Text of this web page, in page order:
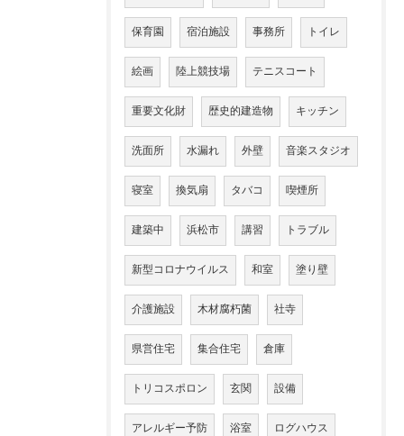
保育園 宿泊施設 事務所 トイレ
絵画 陸上競技場 テニスコート
重要文化財 歴史的建造物 キッチン
洗面所 水漏れ 外壁 音楽スタジオ
寝室 換気扇 タバコ 喫煙所
建築中 浜松市 講習 トラブル
新型コロナウイルス 和室 塗り壁
介護施設 木材腐朽菌 社寺
県営住宅 集合住宅 倉庫
トリコスポロン 玄関 設備
アレルギー予防 浴室 ログハウス